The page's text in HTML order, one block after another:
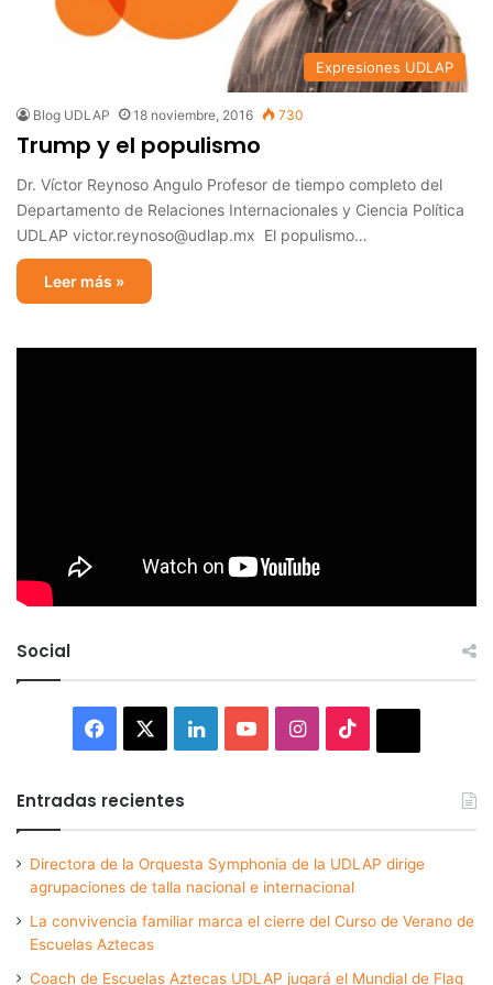
Expresiones UDLAP
Blog UDLAP 18 noviembre, 2016 730
Trump y el populismo
Dr. Víctor Reynoso Angulo Profesor de tiempo completo del
Departamento de Relaciones Internacionales y Ciencia Política
UDLAP victor.reynoso@udlap.mx El populismo…
Leer más »
Social
Facebook LinkedInYouTubeInstagram
Entradas recientes
Directora de la Orquesta Symphonia de la UDLAP dirige
agrupaciones de talla nacional e internacional
La convivencia familiar marca el cierre del Curso de Verano de
Escuelas Aztecas
Coach de Escuelas Aztecas UDLAP jugará el Mundial de Flag